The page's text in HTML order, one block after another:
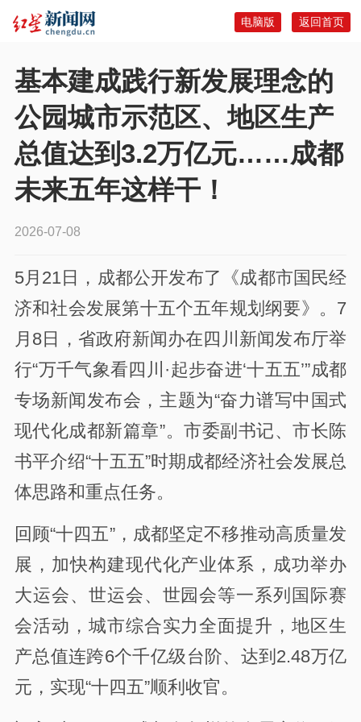
返回首页
电脑版
基本建成践行新发展理念的
公园城市示范区、地区生产
总值达到3.2万亿元……成都
未来五年这样干！
2026-07-08
5月21日，成都公开发布了《成都市国民经
济和社会发展第十五个五年规划纲要》。7
月8日，省政府新闻办在四川新闻发布厅举
行“万千气象看四川·起步奋进‘十五五’”成都
专场新闻发布会，主题为“奋力谱写中国式
现代化成都新篇章”。市委副书记、市长陈
书平介绍“十五五”时期成都经济社会发展总
体思路和重点任务。
回顾“十四五”，成都坚定不移推动高质量发
展，加快构建现代化产业体系，成功举办
大运会、世运会、世园会等一系列国际赛
会活动，城市综合实力全面提升，地区生
产总值连跨6个千亿级台阶、达到2.48万亿
元，实现“十四五”顺利收官。